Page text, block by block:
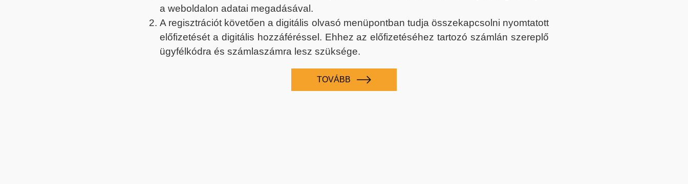
a weboldalon adatai megadásával.
A regisztrációt követően a digitális olvasó menüpontban tudja összekapcsolni nyomtatott
előfizetését a digitális hozzáféréssel. Ehhez az előfizetéséhez tartozó számlán szereplő
ügyfélkódra és számlaszámra lesz szüksége.
TOVÁBB